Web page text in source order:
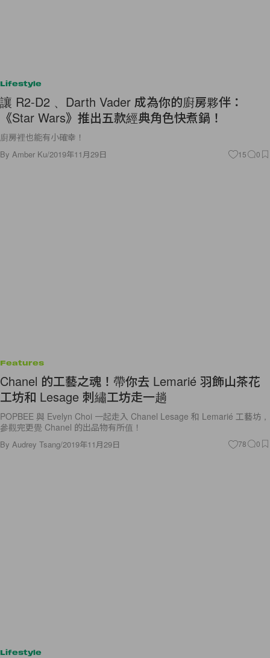
Lifestyle
讓 R2-D2 、Darth Vader 成為你的廚房夥伴：
《Star Wars》推出五款經典角色快煮鍋！
廚房裡也能有小確幸！
By Amber Ku/2019年11月29日 15 0
Features
Chanel 的工藝之魂！帶你去 Lemarié 羽飾山茶花
工坊和 Lesage 刺繡工坊走一趟
POPBEE 與 Evelyn Choi 一起走入 Chanel Lesage 和 Lemarié 工藝坊，
參觀完更覺 Chanel 的出品物有所值！
By Audrey Tsang/2019年11月29日 78 0
Lifestyle